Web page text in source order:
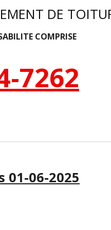
DE
COMPRISE
7262
01-06-2025